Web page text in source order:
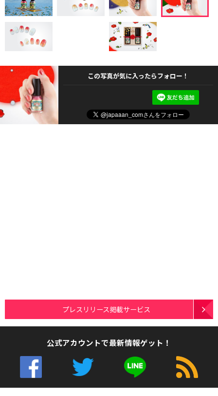
この写真が気に入ったらフォロー！
プレスリリース掲載サービス
公式アカウントで最新情報ゲット！